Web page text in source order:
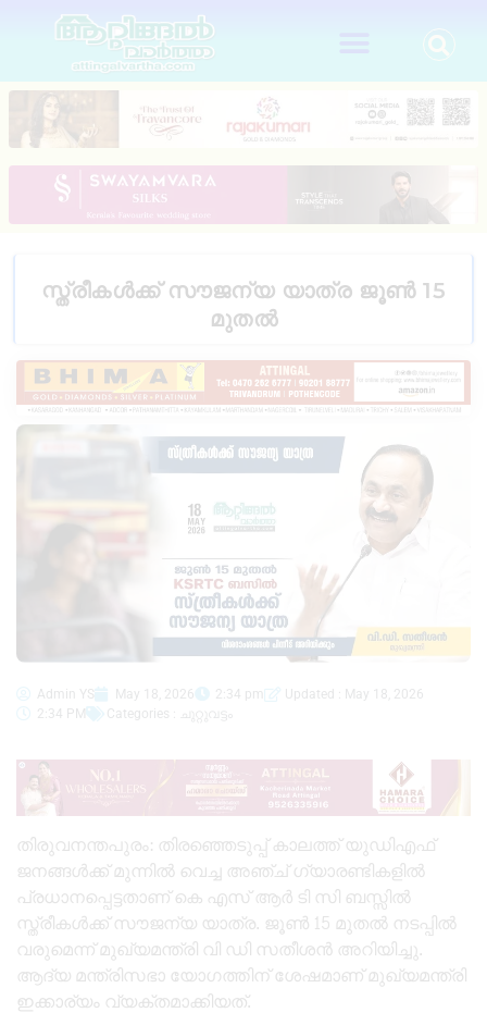
സ്ത്രീകൾക്ക് സൗജന്യ യാത്ര ജൂൺ 15
മുതൽ
Admin YS May 18, 2026 2:34 pm
Updated : May 18, 2026
2:34 PM
Categories : ചുറ്റുവട്ടം
തിരുവനന്തപുരം: തിരഞ്ഞെടുപ്പ് കാലത്ത് യുഡിഎഫ്
ജനങ്ങൾക്ക് മുന്നിൽ വെച്ച അഞ്ച് ഗ്യാരണ്ടികളിൽ
പ്രധാനപ്പെട്ടതാണ് കെ എസ് ആർ ടി സി ബസ്സിൽ
സ്ത്രീകൾക്ക് സൗജന്യ യാത്ര. ജൂൺ 15 മുതൽ നടപ്പിൽ
വരുമെന്ന് മുഖ്യമന്ത്രി വി ഡി സതീശൻ അറിയിച്ചു.
ആദ്യ മന്ത്രിസഭാ യോഗത്തിന് ശേഷമാണ് മുഖ്യമന്ത്രി
ഇക്കാര്യം വ്യക്തമാക്കിയത്.